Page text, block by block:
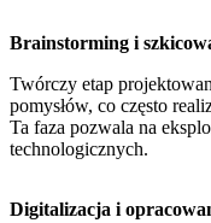
Brainstorming i
Twórczy etap
pomysłów, co często
Ta faza pozwala na
technologicznych.
Digitalizacja i